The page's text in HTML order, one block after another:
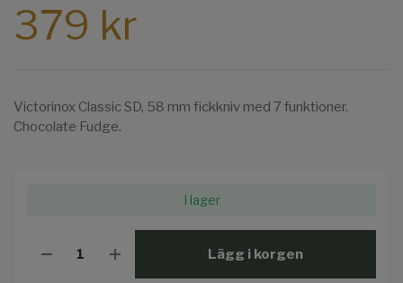
379 kr
Victorinox Classic SD, 58 mm fickkniv med 7 funktioner.
Chocolate Fudge.
I lager
Lägg i korgen